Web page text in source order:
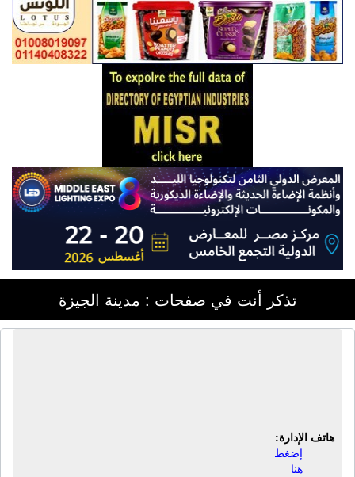
تذكر أنت في صفحات : مدينة الجيزة
هاتف الإدارة:
إضغط
هنا